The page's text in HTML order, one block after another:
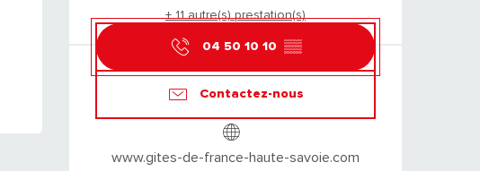
+ 11 autre(s) prestation(s)
04 50 10 10 ▒▒
Contactez-nous
www.gites-de-france-haute-savoie.com